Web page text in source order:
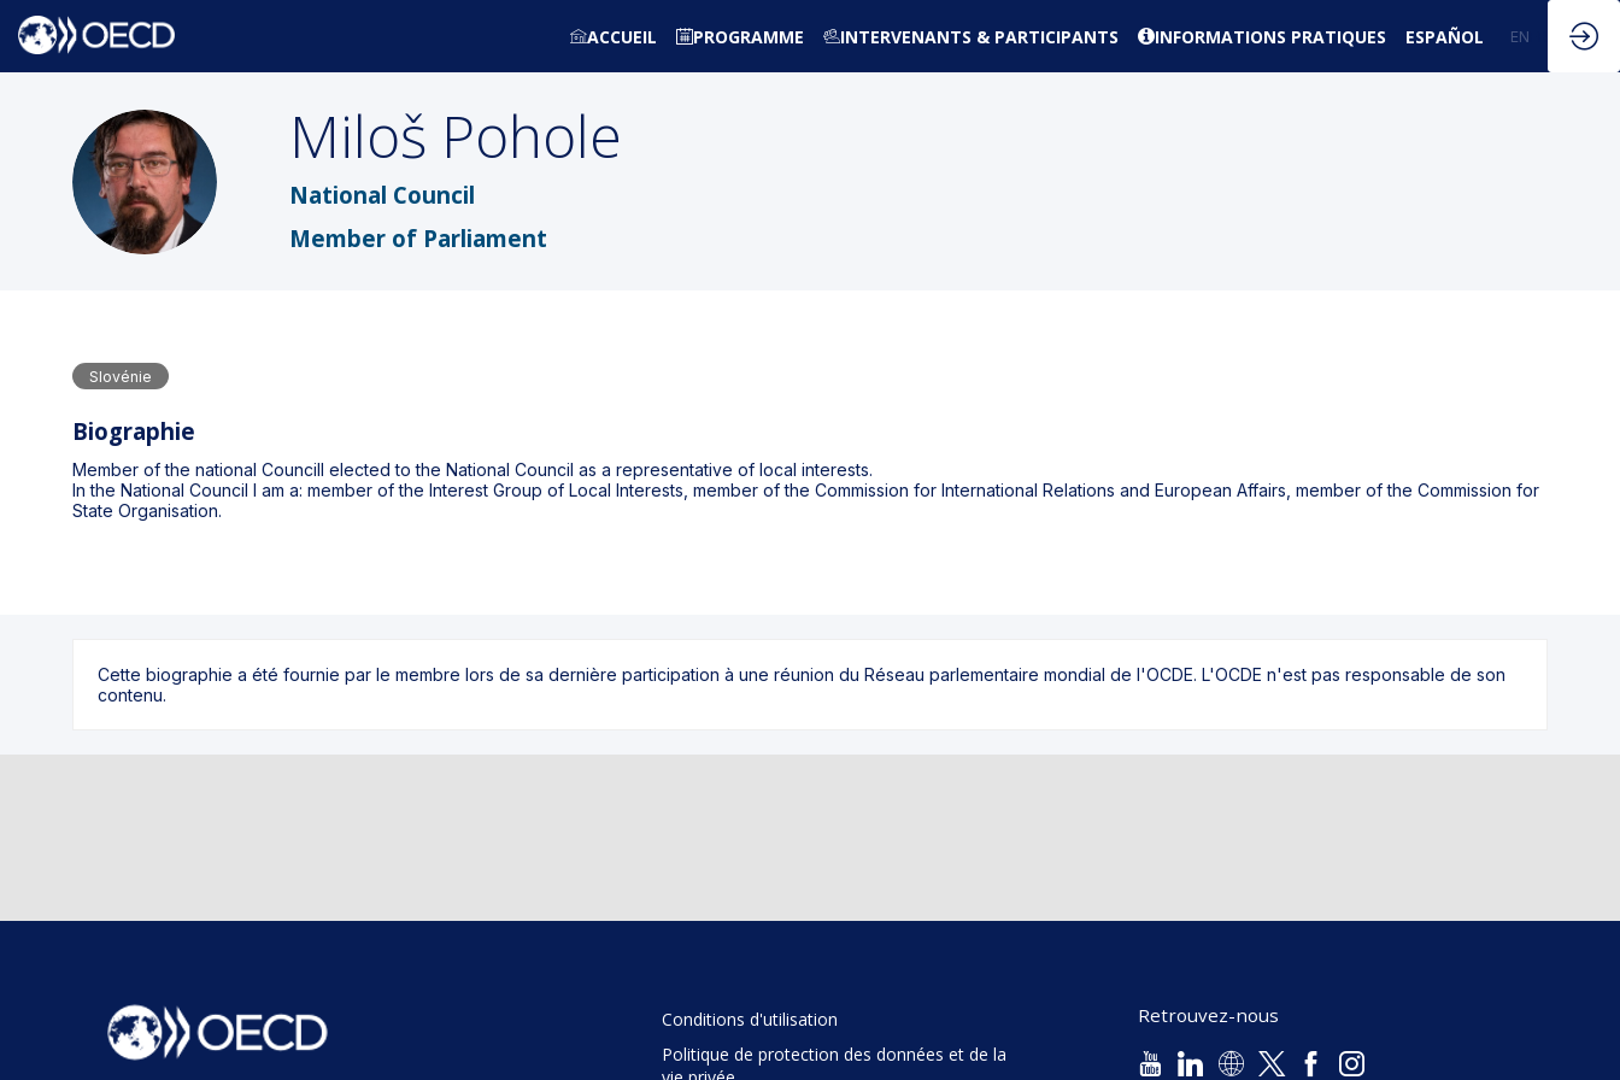
ACCUEIL PROGRAMME INTERVENANTS & PARTICIPANTS INFORMATIONS PRATIQUES ESPAÑOL EN
MP
Miloš Pohole
National Council
Member of Parliament
Slovénie
Biographie
Member of the national Councill elected to the National Council as a representative of local interests.
In the National Council I am a: member of the Interest Group of Local Interests, member of the Commission for International Relations and European Affairs, member of the Commission for
Cette biographie a été fournie par le membre lors de sa dernière participation à une réunion du Réseau parlementaire mondial de l'OCDE. L'OCDE n'est pas responsable de son
contenu.
Conditions d'utilisation
Politique de protection des données et de la
Retrouvez-nous